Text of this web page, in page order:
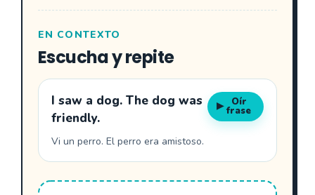
EN CONTEXTO
Escucha y repite
I saw a dog. The dog was
friendly.
▶ Oír
frase
Vi un perro. El perro era amistoso.